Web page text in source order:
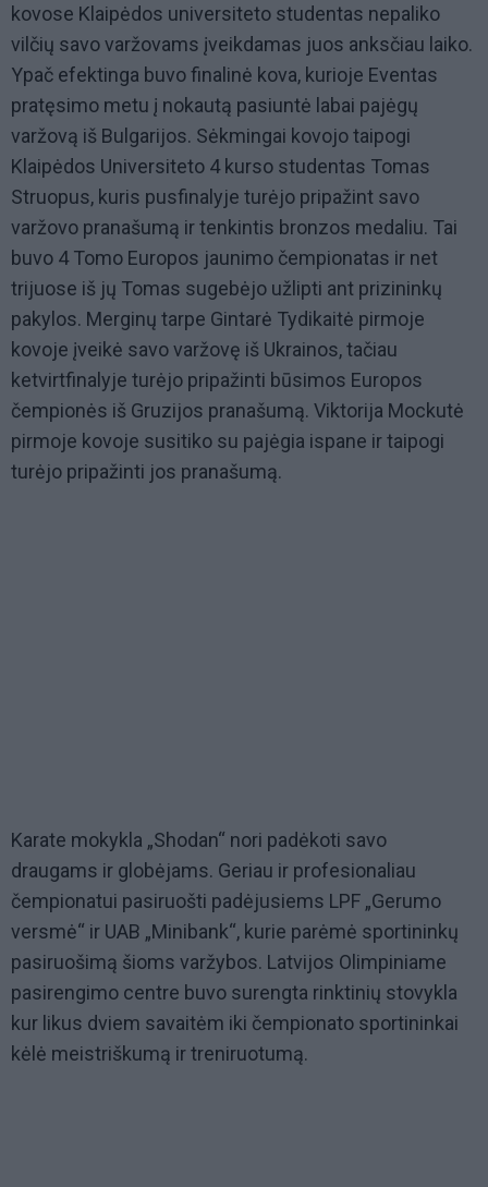
kovose Klaipėdos universiteto studentas nepaliko
vilčių savo varžovams įveikdamas juos anksčiau laiko.
Ypač efektinga buvo finalinė kova, kurioje Eventas
pratęsimo metu į nokautą pasiuntė labai pajėgų
varžovą iš Bulgarijos. Sėkmingai kovojo taipogi
Klaipėdos Universiteto 4 kurso studentas Tomas
Struopus, kuris pusfinalyje turėjo pripažint savo
varžovo pranašumą ir tenkintis bronzos medaliu. Tai
buvo 4 Tomo Europos jaunimo čempionatas ir net
trijuose iš jų Tomas sugebėjo užlipti ant prizininkų
pakylos. Merginų tarpe Gintarė Tydikaitė pirmoje
kovoje įveikė savo varžovę iš Ukrainos, tačiau
ketvirtfinalyje turėjo pripažinti būsimos Europos
čempionės iš Gruzijos pranašumą. Viktorija Mockutė
pirmoje kovoje susitiko su pajėgia ispane ir taipogi
turėjo pripažinti jos pranašumą.
Karate mokykla „Shodan“ nori padėkoti savo
draugams ir globėjams. Geriau ir profesionaliau
čempionatui pasiruošti padėjusiems LPF „Gerumo
versmė“ ir UAB „Minibank“, kurie parėmė sportininkų
pasiruošimą šioms varžybos. Latvijos Olimpiniame
pasirengimo centre buvo surengta rinktinių stovykla
kur likus dviem savaitėm iki čempionato sportininkai
kėlė meistriškumą ir treniruotumą.